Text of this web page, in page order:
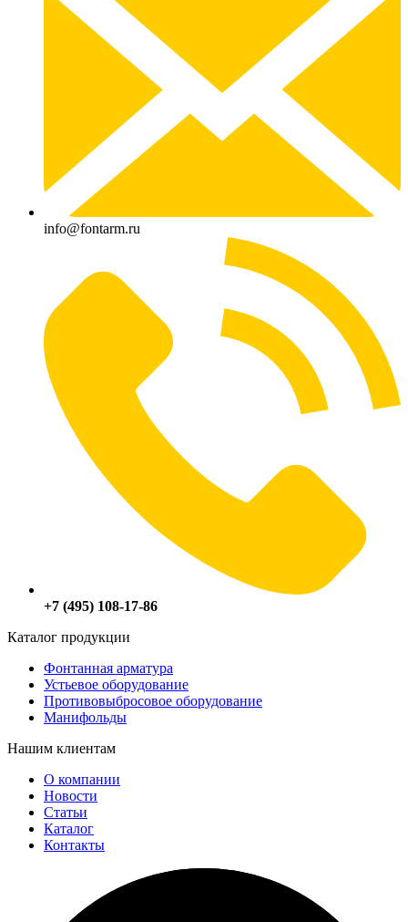
info@fontarm.ru
+7 (495) 108-17-86
Каталог продукции
Фонтанная арматура
Устьевое оборудование
Противовыбросовое оборудование
Манифольды
Нашим клиентам
О компании
Новости
Статьи
Каталог
Контакты